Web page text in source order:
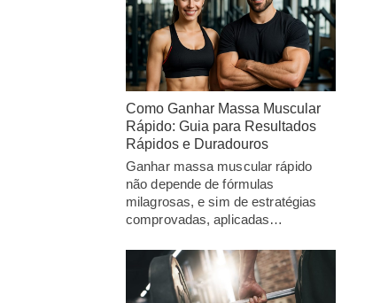
Como Ganhar Massa Muscular
Rápido: Guia para Resultados
Rápidos e Duradouros
Ganhar massa muscular rápido
não depende de fórmulas
milagrosas, e sim de estratégias
comprovadas, aplicadas…